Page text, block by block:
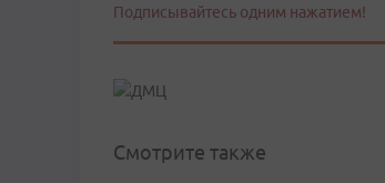
Подписывайтесь одним нажатием!
Смотрите также